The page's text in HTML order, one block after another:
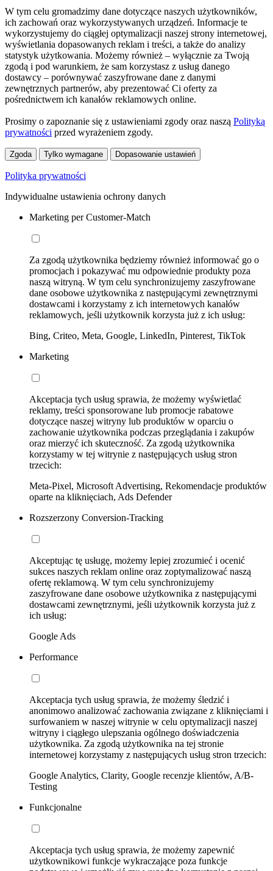
W tym celu gromadzimy dane dotyczące naszych użytkowników,
ich zachowań oraz wykorzystywanych urządzeń. Informacje te
wykorzystujemy do ciągłej optymalizacji naszej strony internetowej,
wyświetlania dopasowanych reklam i treści, a także do analizy
statystyk użytkowania. Możemy również – wyłącznie za Twoją
zgodą i pod warunkiem, że sam korzystasz z usług danego
dostawcy – porównywać zaszyfrowane dane z danymi
zewnętrznych partnerów, aby prezentować Ci oferty za
pośrednictwem ich kanałów reklamowych online.
Prosimy o zapoznanie się z ustawieniami zgody oraz naszą Polityką
prywatności przed wyrażeniem zgody.
Zgoda Tylko wymagane Dopasowanie ustawień
Polityka prywatności
Indywidualne ustawienia ochrony danych
Marketing per Customer-Match
Za zgodą użytkownika będziemy również informować go o
promocjach i pokazywać mu odpowiednie produkty poza
naszą witryną. W tym celu synchronizujemy zaszyfrowane
dane osobowe użytkownika z następującymi zewnętrznymi
dostawcami i korzystamy z ich internetowych kanałów
reklamowych, jeśli użytkownik korzysta już z ich usług:
Bing, Criteo, Meta, Google, LinkedIn, Pinterest, TikTok
Marketing
Akceptacja tych usług sprawia, że możemy wyświetlać
reklamy, treści sponsorowane lub promocje rabatowe
dotyczące naszej witryny lub produktów w oparciu o
zachowanie użytkownika podczas przeglądania i zakupów
oraz mierzyć ich skuteczność. Za zgodą użytkownika
korzystamy w tej witrynie z następujących usług stron
trzecich:
Meta-Pixel, Microsoft Advertising, Rekomendacje produktów
oparte na kliknięciach, Ads Defender
Rozszerzony Conversion-Tracking
Akceptując tę usługę, możemy lepiej zrozumieć i ocenić
sukces naszych reklam online oraz zoptymalizować naszą
ofertę reklamową. W tym celu synchronizujemy
zaszyfrowane dane osobowe użytkownika z następującymi
dostawcami zewnętrznymi, jeśli użytkownik korzysta już z
ich usług:
Google Ads
Performance
Akceptacja tych usług sprawia, że możemy śledzić i
anonimowo analizować zachowania związane z kliknięciami i
surfowaniem w naszej witrynie w celu optymalizacji naszej
witryny i ciągłego ulepszania ogólnego doświadczenia
użytkownika. Za zgodą użytkownika na tej stronie
internetowej korzystamy z następujących usług stron trzecich:
Google Analytics, Clarity, Google recenzje klientów, A/B-
Testing
Funkcjonalne
Akceptacja tych usług sprawia, że możemy zapewnić
użytkownikowi funkcje wykraczające poza funkcje